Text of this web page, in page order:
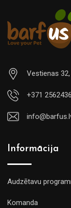
Vestienas
+371
Informācija
Audzētavu
Komanda